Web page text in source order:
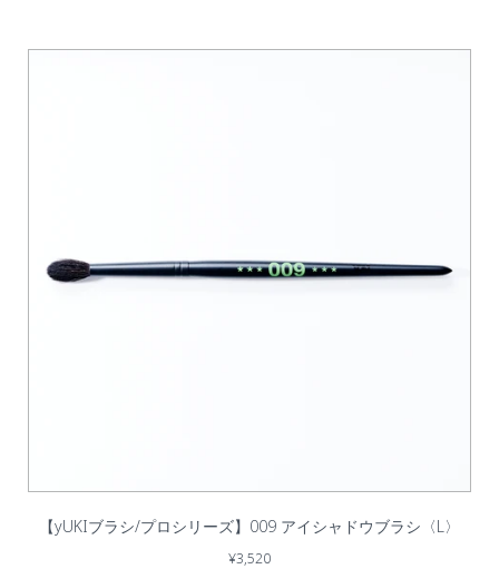
【yUKIブラシ/プロシリーズ】009 アイシャドウブラシ〈L〉
¥3,520